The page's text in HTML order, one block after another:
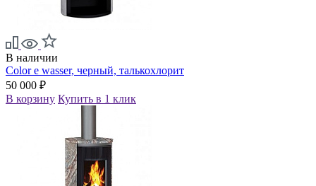
В наличии
Color e wasser, черный, талькохлорит
50 000 ₽
В корзину Купить в 1 клик